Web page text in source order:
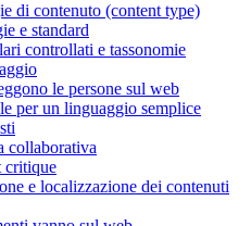
di contenuto (content type)
e standard
controllati e tassonomie
le persone sul web
per un linguaggio semplice
collaborativa
critique
e localizzazione dei contenuti